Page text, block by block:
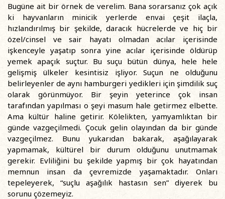
Bugüne ait bir örnek de verelim. Bana sorarsanız çok açık
ki hayvanların minicik yerlerde envai çeşit ilaçla,
hızlandırılmış bir şekilde, daracık hücrelerde ve hiç bir
özel/cinsel ve sair hayatı olmadan acılar içerisinde
işkenceyle yaşatıp sonra yine acılar içerisinde öldürüp
yemek apaçık suçtur. Bu suçu bütün dünya, hele hele
gelişmiş ülkeler kesintisiz işliyor. Suçun ne olduğunu
belirleyenler de aynı hamburgeri yedikleri için şimdilik suç
olarak görünmüyor. Bir şeyin yeterince çok insan
tarafından yapılması o şeyi masum hale getirmez elbette.
Ama kültür haline getirir. Kölelikten, yamyamlıktan bir
günde vazgeçilmedi. Çocuk gelin olayından da bir günde
vazgeçilmez. Bunu yukarıdan bakarak, aşağılayarak
yapmamak, kültürel bir durum olduğunu unutmamak
gerekir. Evliliğini bu şekilde yapmış bir çok hayatından
memnun insan da çevremizde yaşamaktadır. Onları
tepeleyerek, “suçlu aşağılık hastasın sen” diyerek bu
sorunu çözemeyiz.